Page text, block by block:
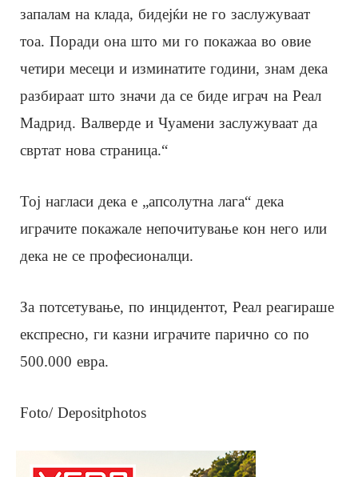
запалам на клада, бидејќи не го заслужуваат
тоа. Поради она што ми го покажаа во овие
четири месеци и изминатите години, знам дека
разбираат што значи да се биде играч на Реал
Мадрид. Валверде и Чуамени заслужуваат да
свртат нова страница.“
Тој нагласи дека е „апсолутна лага“ дека
играчите покажале непочитување кон него или
дека не се професионалци.
За потсетување, по инцидентот, Реал реагираше
експресно, ги казни играчите парично со по
500.000 евра.
Foto/ Depositphotos